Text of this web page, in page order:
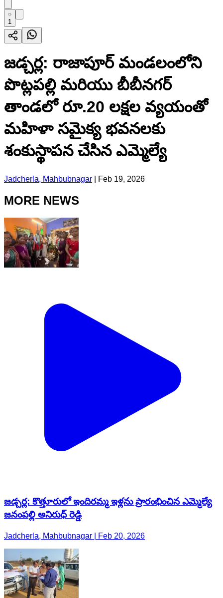
1
జడ్చర్ల: రాజాపూర్ మండలంలోని
పొట్లపల్లి మరియు బీబీనగర్
తాండలో రూ.20 లక్షల వ్యయంతో
మహిళా సమైక్య భవనలకు
శంకుస్థాపన చేసిన ఎమ్మెల్యే
Jadcherla, Mahbubnagar Feb 19, 2026
MORE NEWS
జడ్చర్ల: కొత్తూరులో ఇందిరమ్మ ఇళ్లను ప్రారంభించిన ఎమ్మెల్యే
జనంపల్లి అనిరుధ్ రెడ్డి
Jadcherla, Mahbubnagar | Feb 20, 2026